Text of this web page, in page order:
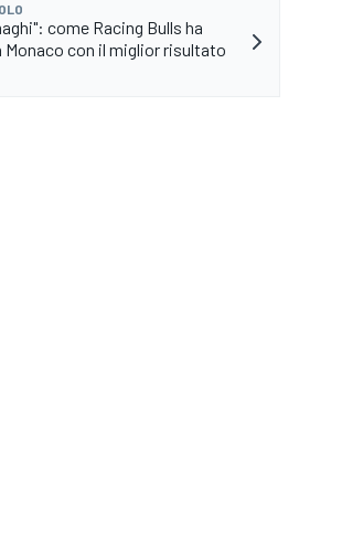
come Racing Bulls ha
con il miglior risultato